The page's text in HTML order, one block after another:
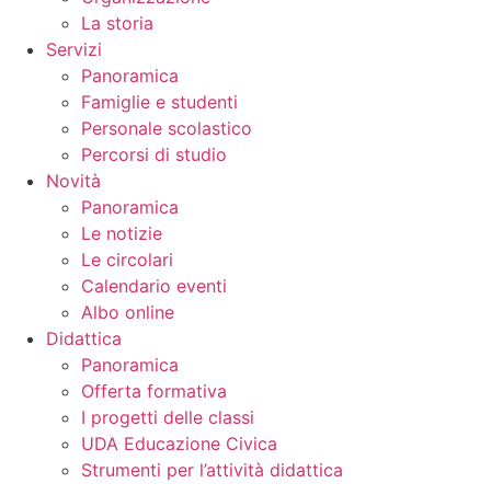
La storia
Servizi
Panoramica
Famiglie e studenti
Personale scolastico
Percorsi di studio
Novità
Panoramica
Le notizie
Le circolari
Calendario eventi
Albo online
Didattica
Panoramica
Offerta formativa
I progetti delle classi
UDA Educazione Civica
Strumenti per l’attività didattica